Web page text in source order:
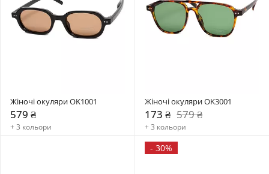
Жіночі окуляри OK1001
579 ₴
+ 3 кольори
Жіночі окуляри OK3001
173 ₴ 579 ₴
+ 3 кольори
- 30%